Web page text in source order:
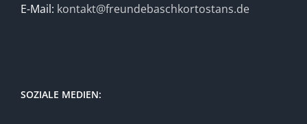
E-Mail: kontakt@freundebaschkortostans.de
SOZIALE MEDIEN: